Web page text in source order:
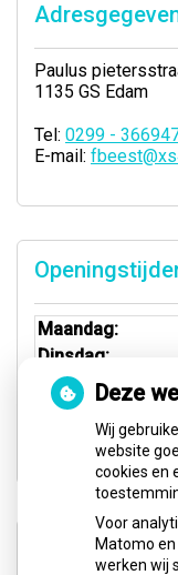
Paulus
1135 GS Edam
Tel: 0299 -
E-mail:
Maandag:
Dinsdag:
Woensdag:
Donderdag:
Vrijdag:
Aangesloten
Deze
Wij
website
cookies en
Voor
Matomo
werken wij